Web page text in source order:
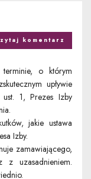
komentarz
o którym
upływie
ust. 1, Prezes Izby
jakie ustawa
Izby.
zamawiającego,
z uzasadnieniem.